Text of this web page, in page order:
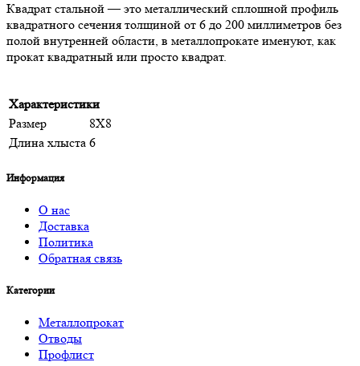
Квадрат стальной — это металлический сплошной профиль
квадратного сечения толщиной от 6 до 200 миллиметров без
полой внутренней области, в металлопрокате именуют, как
прокат квадратный или просто квадрат.
Характеристики
Размер
8Х8
Длина хлыста 6
Информация
О нас
Доставка
Политика
Обратная связь
Категории
Металлопрокат
Отводы
Профлист